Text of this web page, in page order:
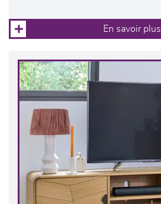
En savoir plus